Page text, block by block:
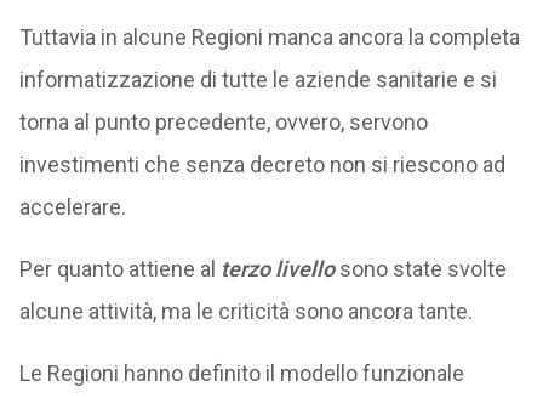
Tuttavia in alcune Regioni manca ancora la completa
informatizzazione di tutte le aziende sanitarie e si
torna al punto precedente, ovvero, servono
investimenti che senza decreto non si riescono ad
accelerare.
Per quanto attiene al terzo livellosono state svolte
alcune attività, ma le criticità sono ancora tante.
Le Regioni hanno definito il modello funzionale